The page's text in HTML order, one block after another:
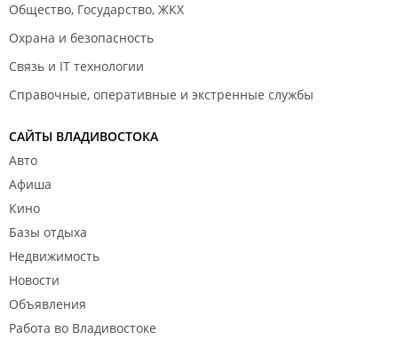
Общество, Государство, ЖКХ
Охрана и безопасность
Связь и IT технологии
Справочные, оперативные и экстренные службы
САЙТЫ ВЛАДИВОСТОКА
Авто
Афиша
Кино
Базы отдыха
Недвижимость
Новости
Объявления
Работа во Владивостоке